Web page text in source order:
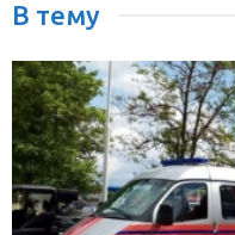
В тему